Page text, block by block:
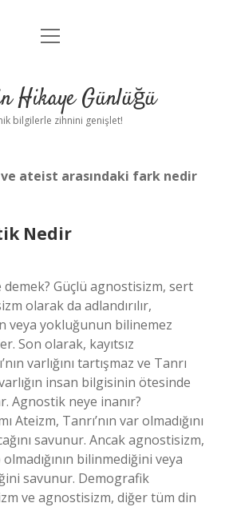
Anasayfa
Yasal Uyarı
menüyü
Hikaye Günlüğü
bilgilerle zihnini genişlet!
ateist arasındaki fark nedir
Nedir
Güçlü agnostisizm, sert
olarak da adlandırılır,
veya yokluğunun bilinemez
Son olarak, kayıtsız
varlığını tartışmaz ve Tanrı
insan bilgisinin ötesinde
Agnostik neye inanır?
Ateizm, Tanrı’nın var olmadığını
savunur. Ancak agnostisizm,
olmadığının bilinmediğini veya
savunur. Demografik
ve agnostisizm, diğer tüm din